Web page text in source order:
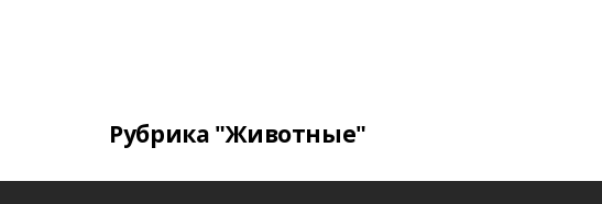
Рубрика "Животные"